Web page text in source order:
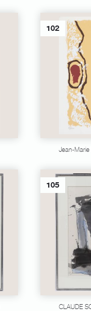
102
Jean-Marie
105
CLAUDE